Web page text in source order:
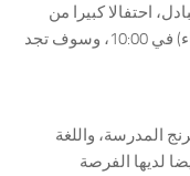
احتفالا كبيرا من
العائلات الدعامات. سوف نفتح الأبواب (الفناء) في 10:00، وسوف تجد
المدرسة، واللغة
لديها الفرصة